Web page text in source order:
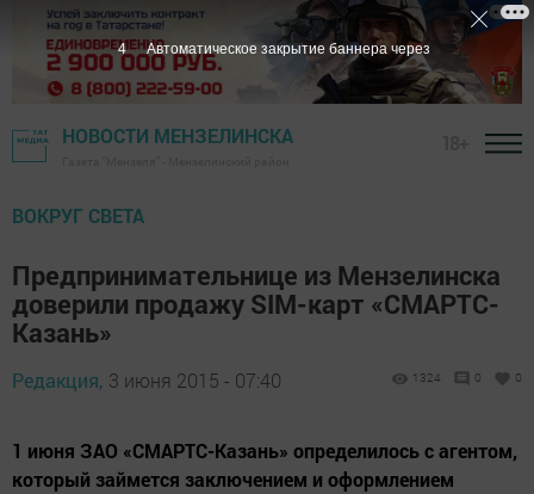
НОВОСТИ МЕНЗЕЛИНСКА
ВОКРУГ СВЕТА
Предпринимательнице из Мензелинска
доверили продажу SIM-карт «СМАРТС-
Казань»
Редакция, 3 июня 2015 - 07:40 1324 0 0
1 июня ЗАО «СМАРТС-Казань» определилось с агентом,
который займется заключением и оформлением
4 Автоматическое закрытие баннера через